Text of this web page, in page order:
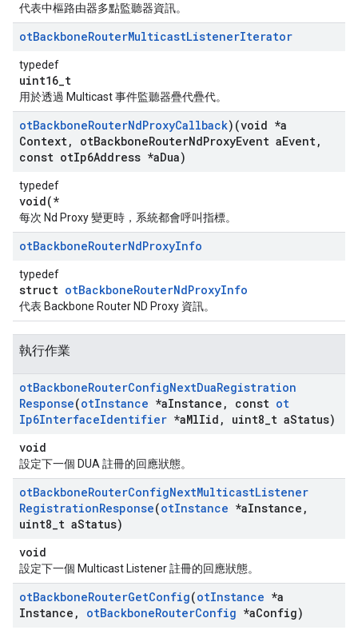
代表中樞路由器多點監聽器資訊。
otBackboneRouterMulticastListenerIterator
typedef
uint16_t
用於透過 Multicast 事件監聽器疊代疊代。
otBackboneRouterNdProxyCallback)(void *a
Context, otBackboneRouterNdProxyEvent aEvent,
const otIp6Address *aDua)
typedef
void(*
每次 Nd Proxy 變更時，系統都會呼叫指標。
otBackboneRouterNdProxyInfo
typedef
struct otBackboneRouterNdProxyInfo
代表 Backbone Router ND Proxy 資訊。
執行作業
otBackboneRouterConfigNextDuaRegistration
Response(otInstance *aInstance , const ot
Ip6InterfaceIdentifier *aMlIid , uint8 t aStatus)
void
設定下一個 DUA 註冊的回應狀態。
otBackboneRouterConfigNextMulticastListener
RegistrationResponse(otInstance *aInstance ,
uint8 t aStatus)
void
設定下一個 Multicast Listener 註冊的回應狀態。
otBackboneRouterGetConfig(otInstance *a
Instance , otBackboneRouterConfig *aConfig)